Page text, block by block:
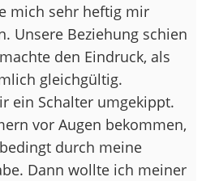
mich sehr heftig mir
Unsere Beziehung schien
den Eindruck, als
gleichgültig.
ein Schalter umgekippt.
vor Augen bekommen,
durch meine
Dann wollte ich meiner